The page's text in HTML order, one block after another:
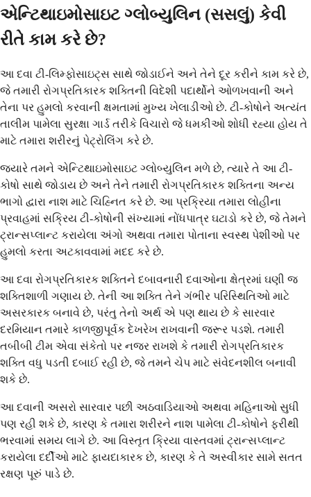
એન્ટિથાઇમોસાઇટ ગ્લોબ્યુલિન (સસલું) કેવી
રીતે કામ કરે છે?
આ દવા ટી-લિમ્ફોસાઇટ્સ સાથે જોડાઈને અને તેને દૂર કરીને કામ કરે છે,
જે તમારી રોગપ્રતિકારક શક્તિની વિદેશી પદાર્થોને ઓળખવાની અને
તેના પર હુમલો કરવાની ક્ષમતામાં મુખ્ય ખેલાડીઓ છે. ટી-કોષોને અત્યંત
તાલીમ પામેલા સુરક્ષા ગાર્ડ તરીકે વિચારો જે ધમકીઓ શોધી રહ્યા હોય તે
માટે તમારા શરીરનું પેટ્રોલિંગ કરે છે.
જ્યારે તમને એન્ટિથાઇમોસાઇટ ગ્લોબ્યુલિન મળે છે, ત્યારે તે આ ટી-
કોષો સાથે જોડાય છે અને તેને તમારી રોગપ્રતિકારક શક્તિના અન્ય
ભાગો દ્વારા નાશ માટે ચિહ્નિત કરે છે. આ પ્રક્રિયા તમારા લોહીના
પ્રવાહમાં સક્રિય ટી-કોષોની સંખ્યામાં નોંધપાત્ર ઘટાડો કરે છે, જે તેમને
ટ્રાન્સપ્લાન્ટ કરાયેલા અંગો અથવા તમારા પોતાના સ્વસ્થ પેશીઓ પર
હુમલો કરતા અટકાવવામાં મદદ કરે છે.
આ દવા રોગપ્રતિકારક શક્તિને દબાવનારી દવાઓના ક્ષેત્રમાં ઘણી જ
શક્તિશાળી ગણાય છે. તેની આ શક્તિ તેને ગંભીર પરિસ્થિતિઓ માટે
અસરકારક બનાવે છે, પરંતુ તેનો અર્થ એ પણ થાય છે કે સારવાર
દરમિયાન તમારે કાળજીપૂર્વક દેખરેખ રાખવાની જરૂર પડશે. તમારી
તબીબી ટીમ એવા સંકેતો પર નજર રાખશે કે તમારી રોગપ્રતિકારક
શક્તિ વધુ પડતી દબાઈ રહી છે, જે તમને ચેપ માટે સંવેદનશીલ બનાવી
શકે છે.
આ દવાની અસરો સારવાર પછી અઠવાડિયાઓ અથવા મહિનાઓ સુધી
પણ રહી શકે છે, કારણ કે તમારા શરીરને નાશ પામેલા ટી-કોષોને ફરીથી
ભરવામાં સમય લાગે છે. આ વિસ્તૃત ક્રિયા વાસ્તવમાં ટ્રાન્સપ્લાન્ટ
કરાયેલા દર્દીઓ માટે ફાયદાકારક છે, કારણ કે તે અસ્વીકાર સામે સતત
રક્ષણ પૂરું પાડે છે.